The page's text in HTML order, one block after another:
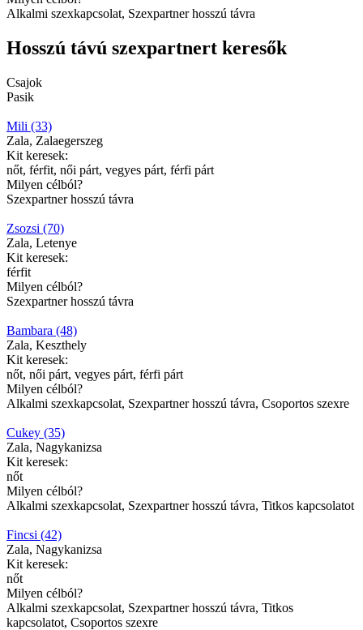
Alkalmi szexkapcsolat, Szexpartner hosszú távra
Hosszú távú szexpartnert keresők
Csajok
Pasik
Mili (33)
Zala, Zalaegerszeg
Kit keresek:
nőt, férfit, női párt, vegyes párt, férfi párt
Milyen célból?
Szexpartner hosszú távra
Zsozsi (70)
Zala, Letenye
Kit keresek:
férfit
Milyen célból?
Szexpartner hosszú távra
Bambara (48)
Zala, Keszthely
Kit keresek:
nőt, női párt, vegyes párt, férfi párt
Milyen célból?
Alkalmi szexkapcsolat, Szexpartner hosszú távra, Csoportos szexre
Cukey (35)
Zala, Nagykanizsa
Kit keresek:
nőt
Milyen célból?
Alkalmi szexkapcsolat, Szexpartner hosszú távra, Titkos kapcsolatot
Fincsi (42)
Zala, Nagykanizsa
Kit keresek:
nőt
Milyen célból?
Alkalmi szexkapcsolat, Szexpartner hosszú távra, Titkos
kapcsolatot, Csoportos szexre